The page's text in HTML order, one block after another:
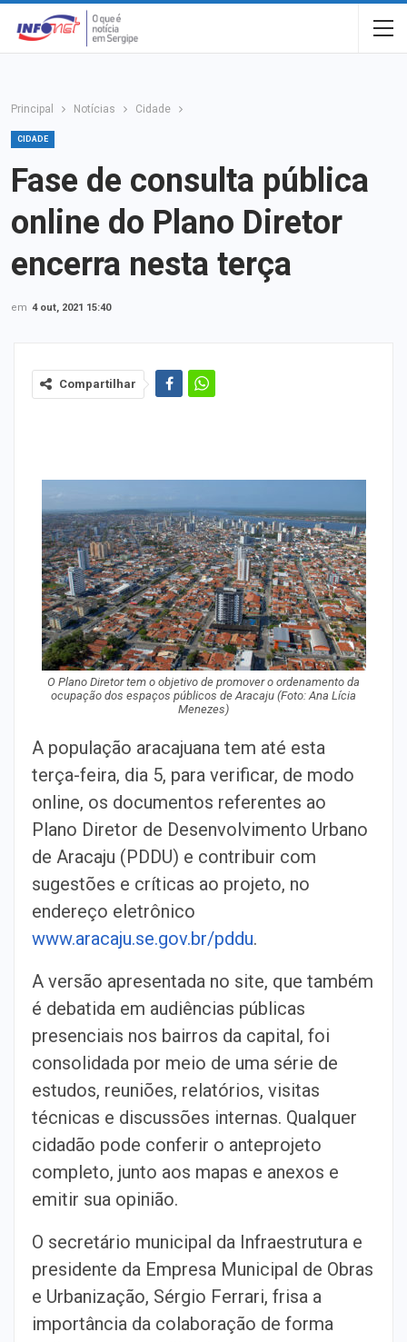
Principal Notícias Cidade
CIDADE
Fase de consulta pública
online do Plano Diretor
encerra nesta terça
em 4 out, 2021 15:40
Compartilhar
O Plano Diretor tem o objetivo de promover o ordenamento da
ocupação dos espaços públicos de Aracaju (Foto: Ana Lícia
Menezes)
A população aracajuana tem até esta
terça-feira, dia 5, para verificar, de modo
online, os documentos referentes ao
Plano Diretor de Desenvolvimento Urbano
de Aracaju (PDDU) e contribuir com
sugestões e críticas ao projeto, no
endereço eletrônico
www.aracaju.se.gov.br/pddu.
A versão apresentada no site, que também
é debatida em audiências públicas
presenciais nos bairros da capital, foi
consolidada por meio de uma série de
estudos, reuniões, relatórios, visitas
técnicas e discussões internas. Qualquer
cidadão pode conferir o anteprojeto
completo, junto aos mapas e anexos e
emitir sua opinião.
O secretário municipal da Infraestrutura e
presidente da Empresa Municipal de Obras
e Urbanização, Sérgio Ferrari, frisa a
importância da colaboração de forma